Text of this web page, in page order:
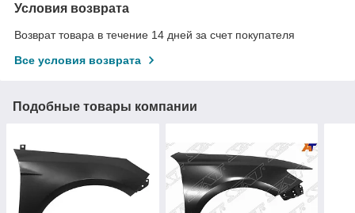
Условия возврата
Возврат товара в течение 14 дней за счет покупателя
Все условия возврата
Подобные товары компании